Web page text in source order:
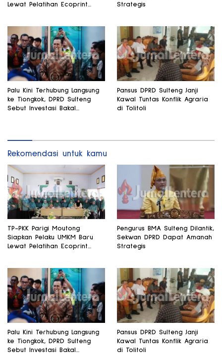
Lewat Pelatihan Ecoprint
Strategis
Palu Kini Terhubung Langsung
ke Tiongkok, DPRD Sulteng
Sebut Investasi Bakal
Pansus DPRD Sulteng Janji
Kawal Tuntas Konflik Agraria
di Tolitoli
Rekomendasi untuk kamu
TP-PKK Parigi Moutong
Siapkan Pelaku UMKM Baru
Lewat Pelatihan Ecoprint
Pengurus BMA Sulteng Dilantik,
Sekwan DPRD Dapat Amanah
Strategis
Palu Kini Terhubung Langsung
ke Tiongkok, DPRD Sulteng
Sebut Investasi Bakal
Pansus DPRD Sulteng Janji
Kawal Tuntas Konflik Agraria
di Tolitoli